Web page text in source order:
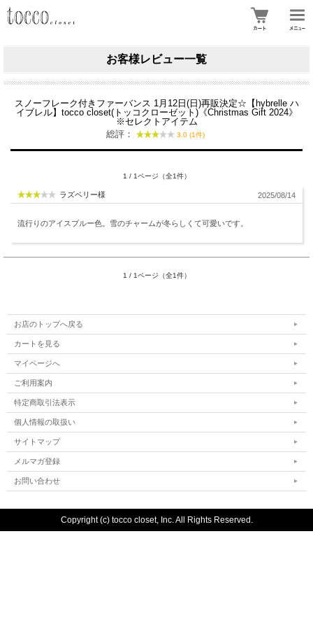
お客様レビュー一覧
スノーフレーク付きファーバンス 1月12日(日)再販決定☆【hybrelle ハ
イブレル】tocco closet(トッコクローゼット)《Christmas Gift 2024》
※セレクトアイテム
総評：
3.0 (1件)
1 / 1ページ（全1件）
ラズベリー様 2025/08/14
流行りのアイスブルー色。雪のチャームが冬らしくて可愛いです。
1 / 1ページ（全1件）
お店のトップへ戻る
カートを見る
マイページへ
ご利用案内
特定商取引法表示
個人情報の取扱い
サイトマップ
メルマガ登録
お問い合わせ
Copyright (c) tocco closet, Inc. All Rights Reserved.